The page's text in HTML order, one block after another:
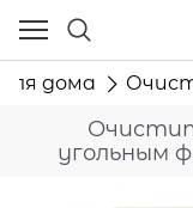
дома
угольным
Ваш город -
угадали?
ДА НЕТ